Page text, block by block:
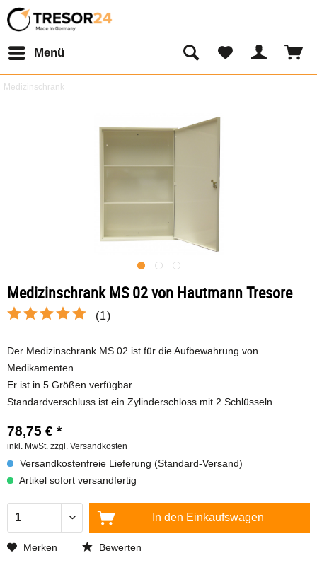
Menü
Medizinschrank
Medizinschrank MS 02 von Hautmann Tresore
(1)
Der Medizinschrank MS 02 ist für die Aufbewahrung von
Medikamenten.
Er ist in 5 Größen verfügbar.
Standardverschluss ist ein Zylinderschloss mit 2 Schlüsseln.
78,75 € *
inkl. MwSt. zzgl. Versandkosten
Versandkostenfreie Lieferung (Standard-Versand)
Artikel sofort versandfertig
In den Einkaufswagen
Merken Bewerten